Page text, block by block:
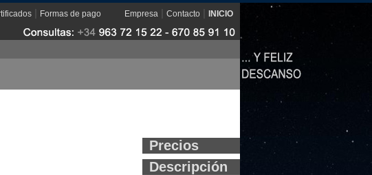
Formas de pago Empresa Contacto INICIO
Precios
Descripción